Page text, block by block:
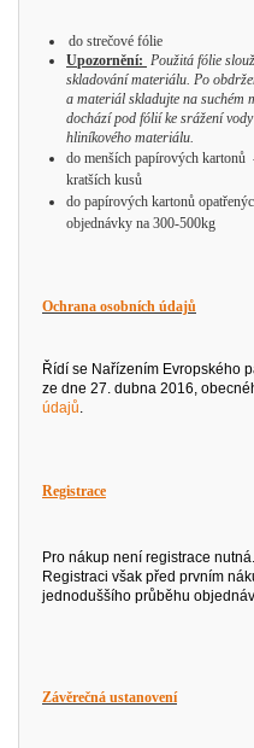
do strečové fólie
Upozornění: Použitá fólie
skladování materiálu. Po
a materiál skladujte na suchém
dochází pod fólií ke srážení
hliníkového materiálu.
do menších papírových kartonů
kratších kusů
do papírových kartonů
objednávky na 300-500kg
Ochrana osobních údajů
Řídí se Nařízením Evropského
ze dne 27. dubna 2016,
údajů
Registrace
Pro nákup není registrace
Registraci však před prvním
jednoduššího průběhu
Závěrečná ustanovení